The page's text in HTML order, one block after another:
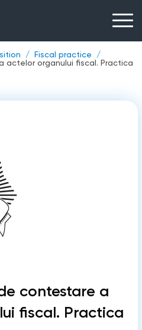
Fiscal practice
actelor organului ﬁscal. Practica
contestare a
ﬁscal. Practica